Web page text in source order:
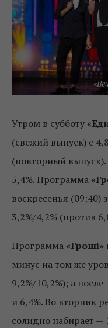
Утром в субботу
(свежий выпуск) с
(повторный
5,4%. Программа
воскресенья (09:40)
3,2%/4,2% (против
Программа «Гроші»
минус на том же
9,2%/10,2%); а после
и 6,4%. Во вторник
солидно набирает —